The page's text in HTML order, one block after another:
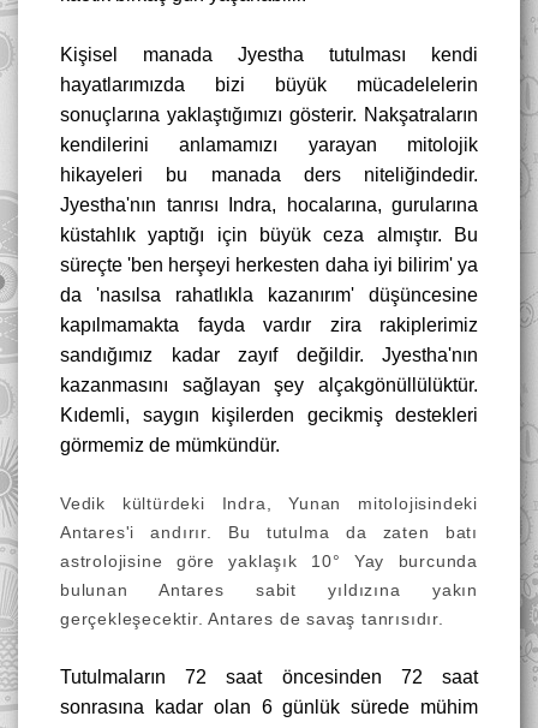
Kişisel manada Jyestha tutulması kendi
hayatlarımızda bizi büyük mücadelelerin
sonuçlarına yaklaştığımızı gösterir. Nakşatraların
kendilerini anlamamızı yarayan mitolojik
hikayeleri bu manada ders niteliğindedir.
Jyestha'nın tanrısı Indra, hocalarına, gurularına
küstahlık yaptığı için büyük ceza almıştır. Bu
süreçte 'ben herşeyi herkesten daha iyi bilirim' ya
da 'nasılsa rahatlıkla kazanırım' düşüncesine
kapılmamakta fayda vardır zira rakiplerimiz
sandığımız kadar zayıf değildir. Jyestha'nın
kazanmasını sağlayan şey alçakgönüllülüktür.
Kıdemli, saygın kişilerden gecikmiş destekleri
görmemiz de mümkündür.
Vedik kültürdeki Indra, Yunan mitolojisindeki
Antares'i andırır. Bu tutulma da zaten batı
astrolojisine göre yaklaşık 10° Yay burcunda
bulunan Antares sabit yıldızına yakın
gerçekleşecektir. Antares de savaş tanrısıdır.
Tutulmaların 72 saat öncesinden 72 saat
sonrasına kadar olan 6 günlük sürede mühim